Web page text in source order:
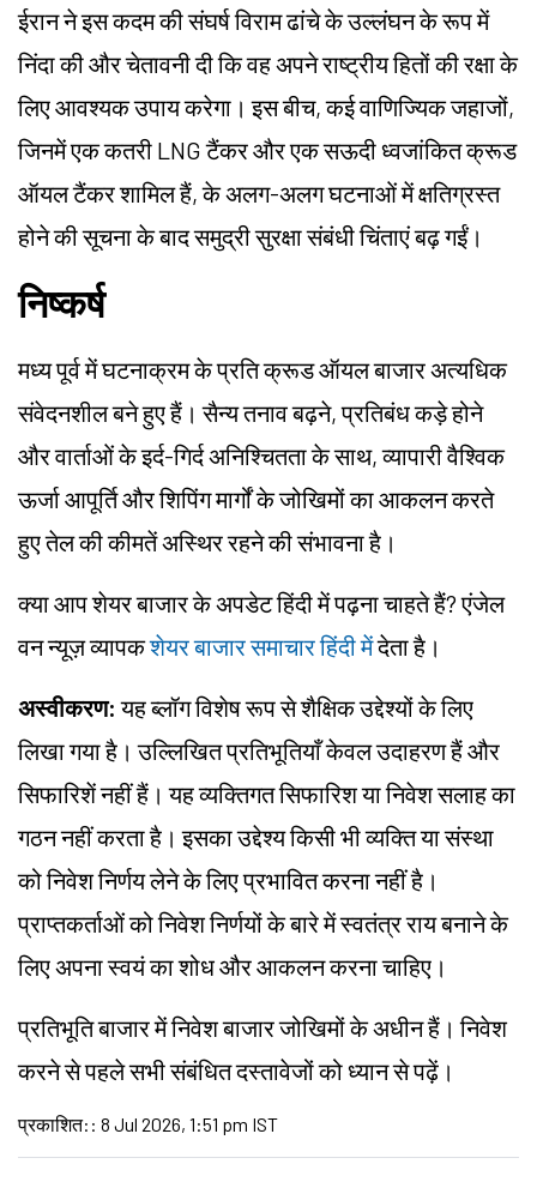
ईरान ने इस कदम की संघर्ष विराम ढांचे के उल्लंघन के रूप में
निंदा की और चेतावनी दी कि वह अपने राष्ट्रीय हितों की रक्षा के
लिए आवश्यक उपाय करेगा। इस बीच, कई वाणिज्यिक जहाजों,
जिनमें एक कतरी LNG टैंकर और एक सऊदी ध्वजांकित क्रूड
ऑयल टैंकर शामिल हैं, के अलग-अलग घटनाओं में क्षतिग्रस्त
होने की सूचना के बाद समुद्री सुरक्षा संबंधी चिंताएं बढ़ गईं।
निष्कर्ष
मध्य पूर्व में घटनाक्रम के प्रति क्रूड ऑयल बाजार अत्यधिक
संवेदनशील बने हुए हैं। सैन्य तनाव बढ़ने, प्रतिबंध कड़े होने
और वार्ताओं के इर्द-गिर्द अनिश्चितता के साथ, व्यापारी वैश्विक
ऊर्जा आपूर्ति और शिपिंग मार्गों के जोखिमों का आकलन करते
हुए तेल की कीमतें अस्थिर रहने की संभावना है।
क्या आप शेयर बाजार के अपडेट हिंदी में पढ़ना चाहते हैं? एंजेल
वन न्यूज़ व्यापकशेयर बाजार समाचार हिंदी मेंदेता है।
अस्वीकरण: यह ब्लॉग विशेष रूप से शैक्षिक उद्देश्यों के लिए
लिखा गया है। उल्लिखित प्रतिभूतियाँ केवल उदाहरण हैं और
सिफारिशें नहीं हैं। यह व्यक्तिगत सिफारिश या निवेश सलाह का
गठन नहीं करता है। इसका उद्देश्य किसी भी व्यक्ति या संस्था
को निवेश निर्णय लेने के लिए प्रभावित करना नहीं है।
प्राप्तकर्ताओं को निवेश निर्णयों के बारे में स्वतंत्र राय बनाने के
लिए अपना स्वयं का शोध और आकलन करना चाहिए।
प्रतिभूति बाजार में निवेश बाजार जोखिमों के अधीन हैं। निवेश
करने से पहले सभी संबंधित दस्तावेजों को ध्यान से पढ़ें।
प्रकाशित: : 8 Jul 2026, 1:51 pm IST